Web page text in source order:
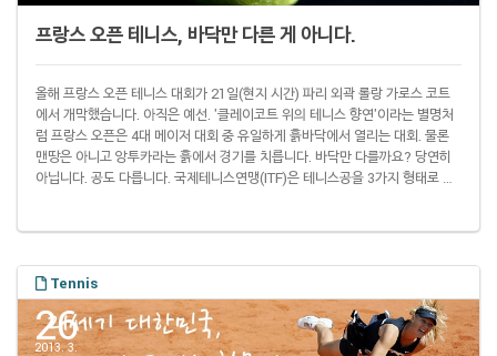
프랑스 오픈 테니스, 바닥만 다른 게 아니다.
올해 프랑스 오픈 테니스 대회가 21일(현지 시간) 파리 외곽 롤랑 가로스 코트
에서 개막했습니다. 아직은 예선. '클레이코트 위의 테니스 향연'이라는 별명처
럼 프랑스 오픈은 4대 메이저 대회 중 유일하게 흙바닥에서 열리는 대회. 물론
맨땅은 아니고 앙투카라는 흙에서 경기를 치릅니다. 바닥만 다를까요? 당연히
아닙니다. 공도 다릅니다. 국제테니스연맹(ITF)은 테니스공을 3가지 형태로 구
빠름 클레이 0.495~.0597 0.673~0.914 타입2 보통 하드 0.559~0..
Tennis
26
2013. 3.